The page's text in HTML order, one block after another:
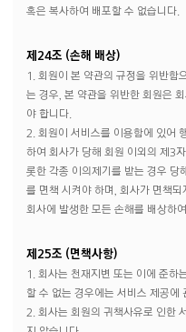
혹은 복사하여 배포할 수 없습니다.
제24조 (손해 배상)
1. 회원이 본 약관의 규정을 위반함
는 경우, 본 약관을 위반한 회원은
야 합니다.
2. 회원이 서비스를 이용함에 있어
하여 회사가 당해 회원 이외의 제3
롯한 각종 이의제기를 받는 경우 당
를 면책 시켜야 하며, 회사가 면책
회사에 발생한 모든 손해를 배상하
제25조 (면책사항)
1. 회사는 천재지변 또는 이에 준하
할 수 없는 경우에는 서비스 제공에
2. 회사는 회원의 귀책사유로 인한